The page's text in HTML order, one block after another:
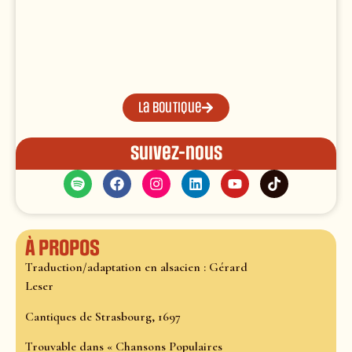
La boutique
Suivez-nous
À propos
Traduction/adaptation en alsacien : Gérard
Leser
Cantiques de Strasbourg, 1697
Trouvable dans « Chansons Populaires